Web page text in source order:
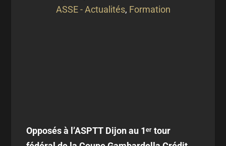
ASSE - Actualités, Formation
Opposés à l’ASPTT Dijon au 1ᵉʳ tour